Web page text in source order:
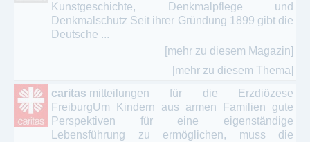
Kunstgeschichte, Denkmalpflege und
Denkmalschutz Seit ihrer Gründung 1899 gibt die
Deutsche ...
[mehr zu diesem Magazin]
[mehr zu diesem Thema]
caritas mitteilungen für die Erzdiözese
FreiburgUm Kindern aus armen Familien gute
Perspektiven für eine eigenständige
Lebensführung zu ermöglichen, muss die